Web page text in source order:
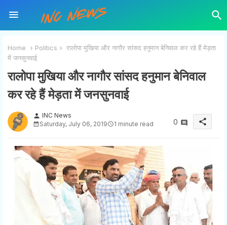
Home Politics
रालोपा मुखिया और नागौर सांसद हनुमान बेनिवाल कर रहे हैं मेड़ता
में जनसुनवाई
रालोपा मुखिया और नागौर सांसद हनुमान बेनिवाल
कर रहे हैं मेड़ता में जनसुनवाई
person INC News
Saturday, July 06, 2019
1 minute read 0 share